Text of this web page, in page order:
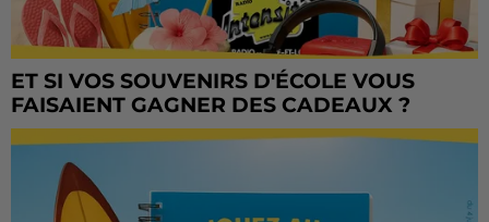
ET SI VOS SOUVENIRS D'ÉCOLE VOUS
FAISAIENT GAGNER DES CADEAUX ?